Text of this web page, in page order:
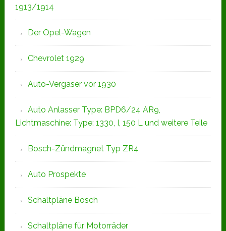
1913/1914
Der Opel-Wagen
Chevrolet 1929
Auto-Vergaser vor 1930
Auto Anlasser Type: BPD6/24 AR9,
Lichtmaschine: Type: 1330, I, 150 L und weitere Teile
Bosch-Zündmagnet Typ ZR4
Auto Prospekte
Schaltpläne Bosch
Schaltpläne für Motorräder